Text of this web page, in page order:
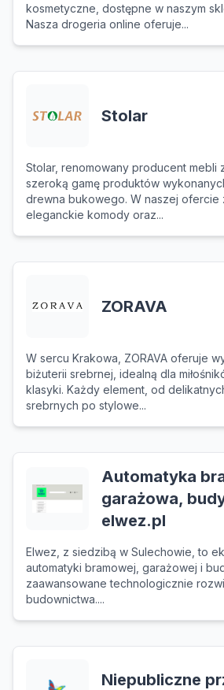
kosmetyczne, dostępne w naszym
Nasza drogeria online oferuje...
Stolar
Stolar, renomowany producent mebli
szeroką gamę produktów
drewna bukowego. W naszej ofercie
eleganckie komody oraz...
ZORAVA
W sercu Krakowa, ZORAVA oferuje
biżuterii srebrnej, idealną dla
klasyki. Każdy element, od
srebrnych po stylowe...
Automatyka
garażowa,
elwez.pl
Elwez, z siedzibą w Sulechowie, to
automatyki bramowej, garażowej i
zaawansowane technologicznie
budownictwa....
Niepubliczne